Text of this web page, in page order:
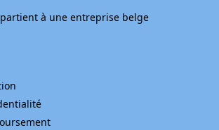
à une entreprise belge